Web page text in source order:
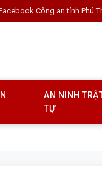
Công an tỉnh Phú
AN NINH
TỰ